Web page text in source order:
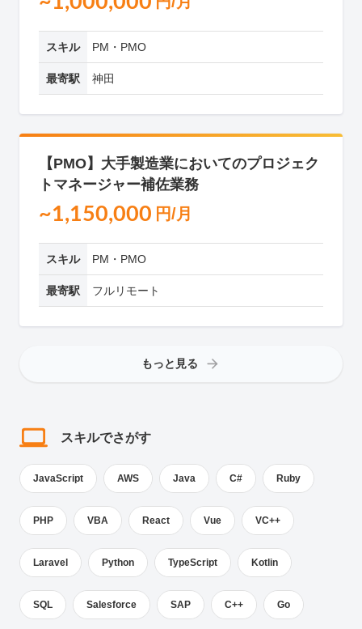
スキル PM・PMO
最寄駅 神田
【PMO】大手製造業においてのプロジェク
トマネージャー補佐業務
~1,150,000 円/月
スキル PM・PMO
最寄駅 フルリモート
もっと見る
スキルでさがす
JavaScript AWS Java C# Ruby
PHP VBA React Vue VC++
Laravel Python TypeScript Kotlin
SQL Salesforce SAP C++ Go